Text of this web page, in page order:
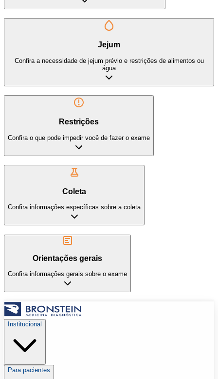
Jejum
Confira a necessidade de jejum prévio e restrições de alimentos ou
água
Restrições
Confira o que pode impedir você de fazer o exame
Coleta
Confira informações específicas sobre a coleta
Orientações gerais
Confira informações gerais sobre o exame
Institucional
Para pacientes